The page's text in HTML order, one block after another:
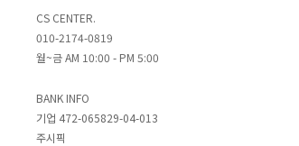
CS CENTER.
010-2174-0819
월~금 AM 10:00 - PM 5:00
BANK INFO
기업 472-065829-04-013
주시픽